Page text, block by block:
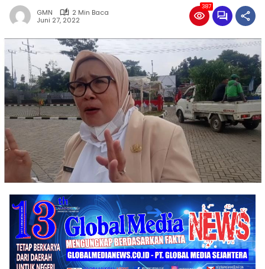
GMN
2 Min Baca
Juni 27, 2022
387